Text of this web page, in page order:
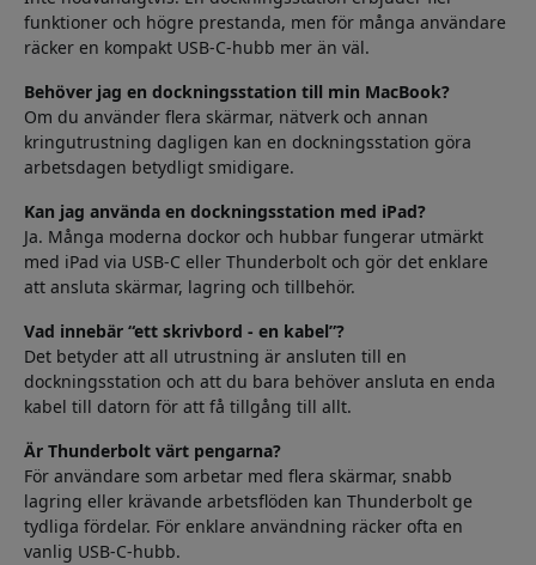
funktioner och högre prestanda, men för många användare
räcker en kompakt USB-C-hubb mer än väl.
Behöver jag en dockningsstation till min MacBook?
Om du använder flera skärmar, nätverk och annan
kringutrustning dagligen kan en dockningsstation göra
arbetsdagen betydligt smidigare.
Kan jag använda en dockningsstation med iPad?
Ja. Många moderna dockor och hubbar fungerar utmärkt
med iPad via USB-C eller Thunderbolt och gör det enklare
att ansluta skärmar, lagring och tillbehör.
Vad innebär “ett skrivbord - en kabel”?
Det betyder att all utrustning är ansluten till en
dockningsstation och att du bara behöver ansluta en enda
kabel till datorn för att få tillgång till allt.
Är Thunderbolt värt pengarna?
För användare som arbetar med flera skärmar, snabb
lagring eller krävande arbetsflöden kan Thunderbolt ge
tydliga fördelar. För enklare användning räcker ofta en
vanlig USB-C-hubb.